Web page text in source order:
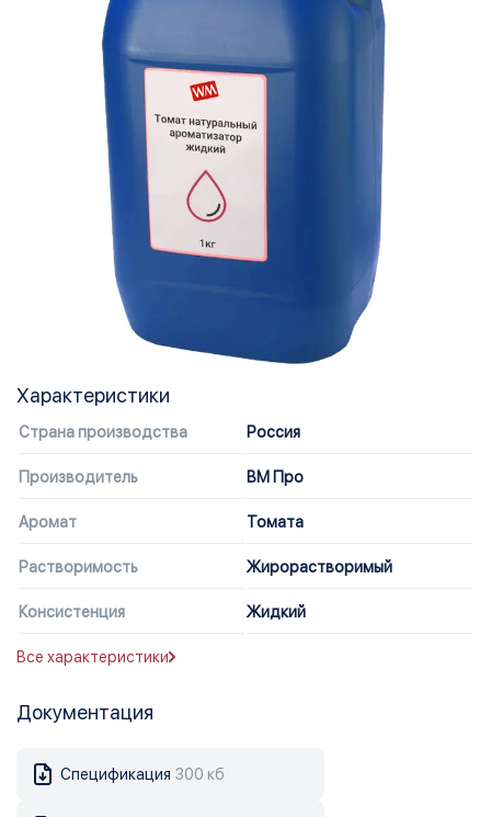
Характеристики
Страна производства Россия
Производитель ВМ Про
Аромат Томата
Растворимость Жирорастворимый
Консистенция Жидкий
Все характеристики
Документация
Спецификация 300 кб